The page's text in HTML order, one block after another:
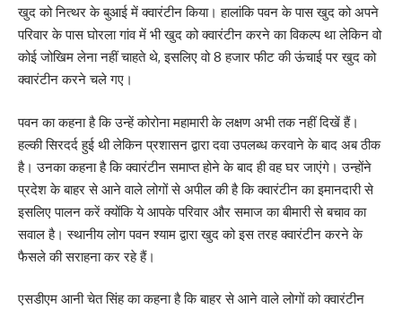
खुद को नित्थर के बुआई में क्वारंटीन किया। हालांकि पवन के पास खुद को अपने
परिवार के पास घोरला गांव में भी खुद को क्वारंटीन करने का विकल्प था लेकिन वो
कोई जोखिम लेना नहीं चाहते थे, इसलिए वो 8 हजार फीट की ऊंचाई पर खुद को
क्वारंटीन करने चले गए।
पवन का कहना है कि उन्हें कोरोना महामारी के लक्षण अभी तक नहीं दिखें हैं।
हल्की सिरदर्द हुई थी लेकिन प्रशासन द्वारा दवा उपलब्ध करवाने के बाद अब ठीक
है। उनका कहना है कि क्वारंटीन समाप्त होने के बाद ही वह घर जाएंगे। उन्होंने
प्रदेश के बाहर से आने वाले लोगों से अपील की है कि क्वारंटीन का इमानदारी से
इसलिए पालन करें क्योंकि ये आपके परिवार और समाज का बीमारी से बचाव का
सवाल है। स्थानीय लोग पवन श्याम द्वारा खुद को इस तरह क्वारंटीन करने के
फैसले की सराहना कर रहे हैं।
एसडीएम आनी चेत सिंह का कहना है कि बाहर से आने वाले लोगों को क्वारंटीन